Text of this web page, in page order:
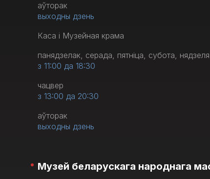
аўторак
выходны дзень
Каса і Музейная крама
панядзелак, серада, пятніца, субота, нядзеля
з 11:00 да 18:30
чацвер
з 13:00 да 20:30
аўторак
выходны дзень
Музей беларускага народнага